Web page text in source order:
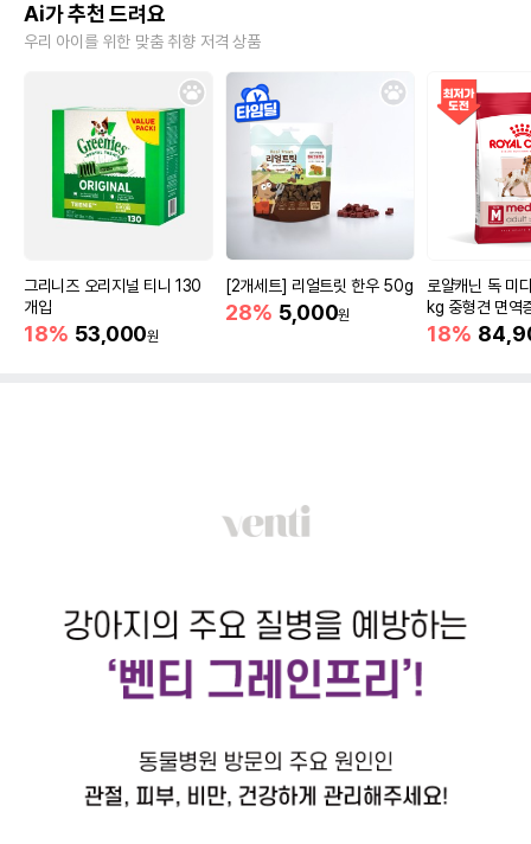
Ai가 추천 드려요
우리 아이를 위한 맞춤 취향 저격 상품
그리니즈 오리지널 티니 130
개입
18% 53,000원
[2개세트] 리얼트릿 한우 50g
28% 5,000원
로얄캐닌 독 미
kg 중형견 면역
18%